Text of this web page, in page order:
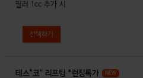
필러 1cc 추가 시
테스"코" 리프팅 *런칭특가 NEW